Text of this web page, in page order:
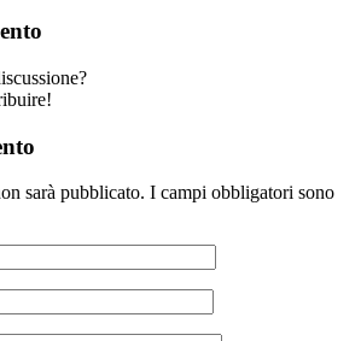
sarà pubblicato. I campi obbligatori sono